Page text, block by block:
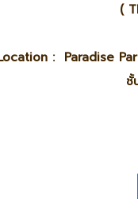
(
: Paradise
ชั้